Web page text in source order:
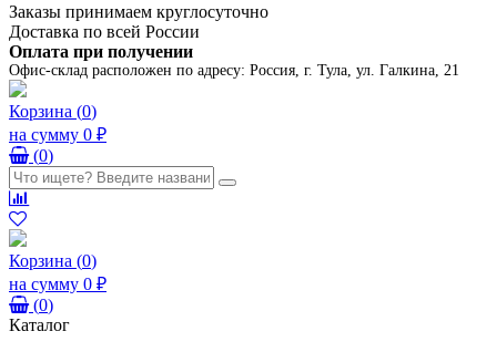
Заказы принимаем круглосуточно
Доставка по всей России
Оплата при получении
Офис-склад расположен по адресу: Россия, г. Тула, ул. Галкина, 21
Корзина (0)
на сумму 0 ₽
(0)
Корзина (0)
на сумму 0 ₽
(0)
Каталог